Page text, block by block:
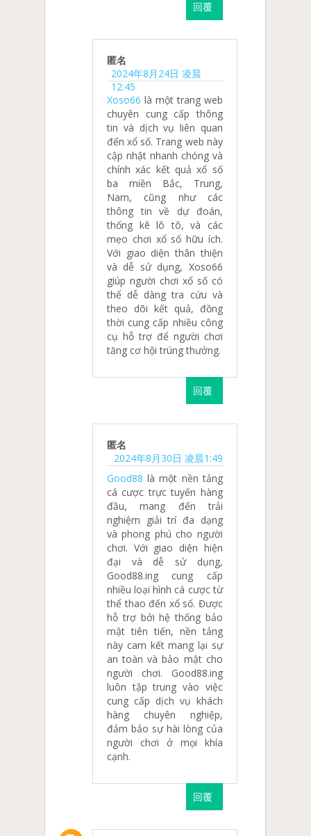
回覆
匿名
2024年8月24日 凌晨
12:45
Xoso66 là một trang web
chuyên cung cấp thông
tin và dịch vụ liên quan
đến xổ số. Trang web này
cập nhật nhanh chóng và
chính xác kết quả xổ số
ba miền Bắc, Trung,
Nam, cũng như các
thông tin về dự đoán,
thống kê lô tô, và các
mẹo chơi xổ số hữu ích.
Với giao diện thân thiện
và dễ sử dụng, Xoso66
giúp người chơi xổ số có
thể dễ dàng tra cứu và
theo dõi kết quả, đồng
thời cung cấp nhiều công
cụ hỗ trợ để người chơi
tăng cơ hội trúng thưởng.
回覆
匿名
2024年8月30日 凌晨1:49
Good88 là một nền tảng
cá cược trực tuyến hàng
đầu, mang đến trải
nghiệm giải trí đa dạng
và phong phú cho người
chơi. Với giao diện hiện
đại và dễ sử dụng,
Good88.ing cung cấp
nhiều loại hình cá cược từ
thể thao đến xổ số. Được
hỗ trợ bởi hệ thống bảo
mật tiên tiến, nền tảng
này cam kết mang lại sự
an toàn và bảo mật cho
người chơi. Good88.ing
luôn tập trung vào việc
cung cấp dịch vụ khách
hàng chuyên nghiệp,
đảm bảo sự hài lòng của
người chơi ở mọi khía
cạnh.
回覆